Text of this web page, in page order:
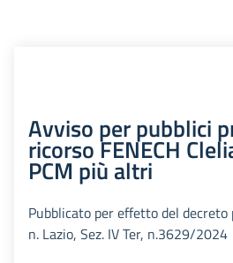
Avviso per pubblici
ricorso FENECH
PCM più altri
Pubblicato per effetto del decreto
n. Lazio, Sez. IV Ter, n.3629/2024